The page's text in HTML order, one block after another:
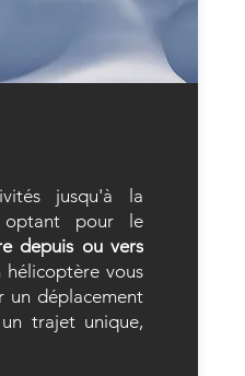
jusqu'à la
optant pour le
depuis ou vers
hélicoptère vous
un déplacement
trajet unique,